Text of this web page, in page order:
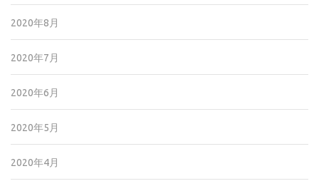
2020年8月
2020年7月
2020年6月
2020年5月
2020年4月